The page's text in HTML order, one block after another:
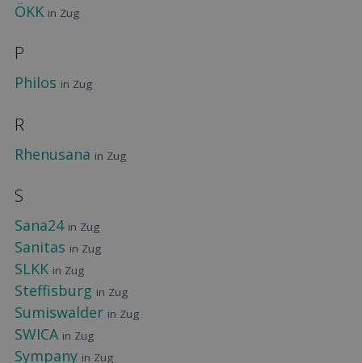
ÖKK in Zug
P
Philos in Zug
R
Rhenusana in Zug
S
Sana24 in Zug
Sanitas in Zug
SLKK in Zug
Steffisburg in Zug
Sumiswalder in Zug
SWICA in Zug
Sympany in Zug